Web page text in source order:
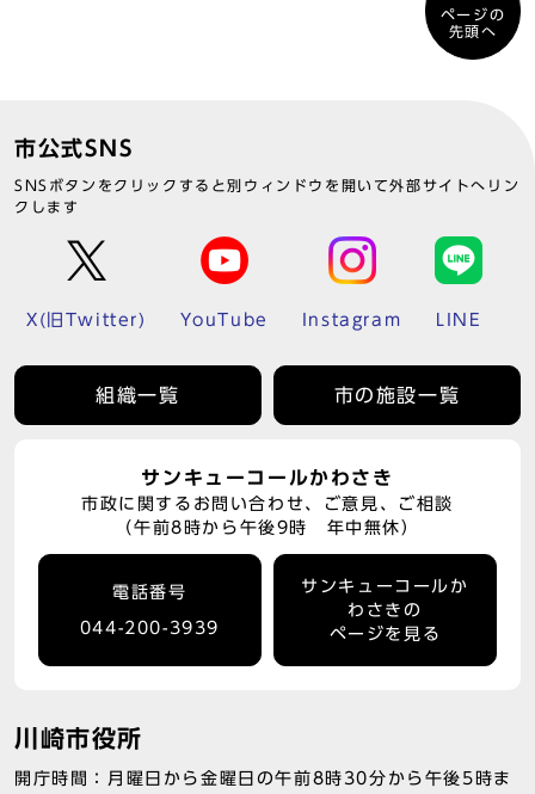
ページの
先頭へ
市公式SNS
SNSボタンをクリックすると別ウィンドウを開いて外部サイトへリン
クします
X(旧Twitter) YouTube Instagram LINE
組織一覧 市の施設一覧
サンキューコールかわさき
市政に関するお問い合わせ、ご意見、ご相談
（午前8時から午後9時 年中無休）
電話番号
044-200-3939
サンキューコールか
わさきの
ページを見る
川崎市役所
開庁時間：月曜日から金曜日の午前8時30分から午後5時ま